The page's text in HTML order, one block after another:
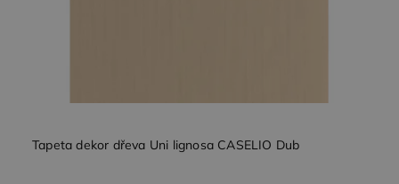
Tapeta dekor dřeva Uni lignosa CASELIO Dub